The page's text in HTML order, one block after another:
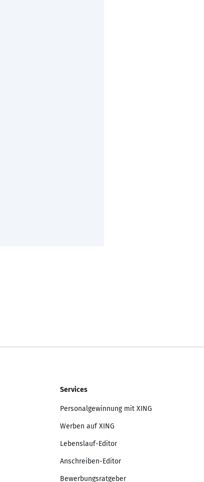
Services
Personalgewinnung mit XING
Werben auf XING
Lebenslauf-Editor
Anschreiben-Editor
Bewerbungsratgeber